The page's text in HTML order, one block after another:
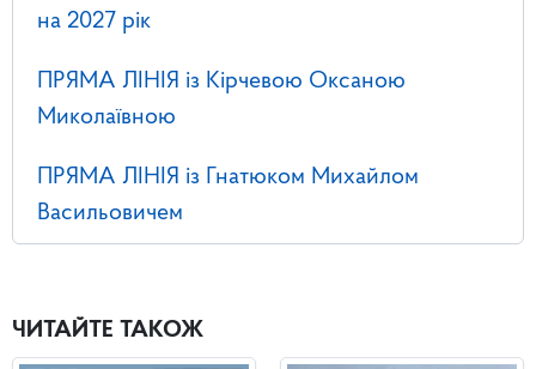
на 2027 рік
ПРЯМА ЛІНІЯ із Кірчевою Оксаною
Миколаївною
ПРЯМА ЛІНІЯ із Гнатюком Михайлом
Васильовичем
ЧИТАЙТЕ ТАКОЖ